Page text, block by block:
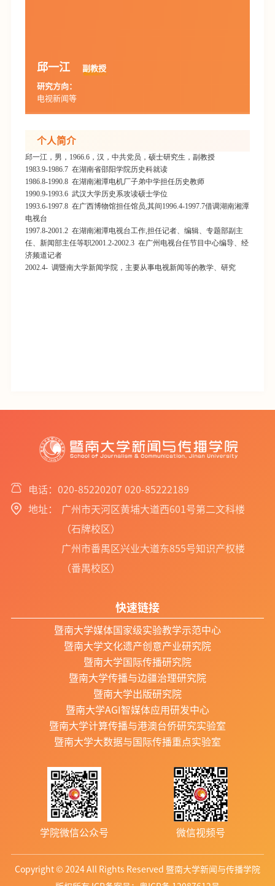
邱一江 副教授
研究方向：
电视新闻等
个人简介
邱一江，男， 1966.6，汉，中共党员，硕士研究生，副教授
1983.9-1986.7 在湖南省邵阳学院历史科就读
1986.8-1990.8 在湖南湘潭电机厂子弟中学担任历史教师
1990.9-1993.6 武汉大学历史系攻读硕士学位
1993.6-1997.8 在广西博物馆担任馆员,其间 1996.4-1997.7借调湖南湘潭
电视台
1997.8-2001.2 在湖南湘潭电视台工作,担任记者、编辑、专题部副主
任、新闻部主任等职2001.2-2002.3 在广州电视台任节目中心编导、经
济频道记者
2002.4- 调暨南大学新闻学院，主要从事电视新闻等的教学、研究
电话：020-85220207 020-85222189
地址：
广州市天河区黄埔大道西601号第二文科楼
（石牌校区）
广州市番禺区兴业大道东855号知识产权楼
（番禺校区）
快速链接
暨南大学媒体国家级实验教学示范中心
暨南大学文化遗产创意产业研究院
暨南大学国际传播研究院
暨南大学传播与边疆治理研究院
暨南大学出版研究院
暨南大学AGI智媒体应用研发中心
暨南大学计算传播与港澳台侨研究实验室
暨南大学大数据与国际传播重点实验室
学院微信公众号 微信视频号
Copyright © 2024 All Rights Reserved 暨南大学新闻与传播学院